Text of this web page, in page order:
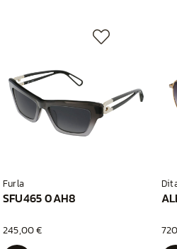
Furla
SFU465 0AH8
245,00 €